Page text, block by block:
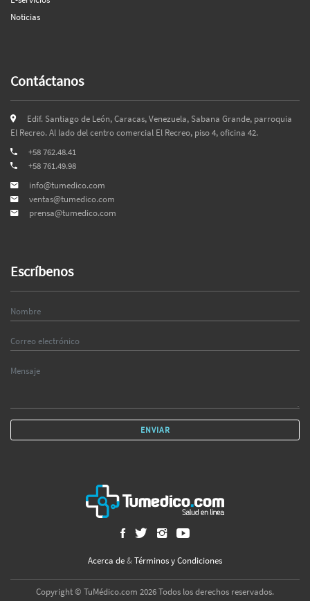
Noticias
Contáctanos
Edif. Santiago de León, Caracas, Venezuela, Sabana Grande, parroquia
El Recreo. Al lado del centro comercial El Recreo, piso 4, oficina 42.
+58 762.48.41
+58 761.49.98
info@tumedico.com
ventas@tumedico.com
prensa@tumedico.com
Escríbenos
ENVIAR
Acerca de&Términos y Condiciones
Copyright © TuMédico.com 2026 Todos los derechos reservados.